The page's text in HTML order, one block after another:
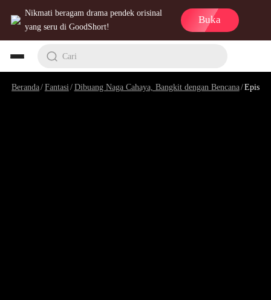
Nikmati beragam drama pendek orisinal
yang seru di GoodShort!
Buka
Cari
Beranda/Fantasi /Dibuang Naga Cahaya, Bangkit dengan Bencana/Episode 7